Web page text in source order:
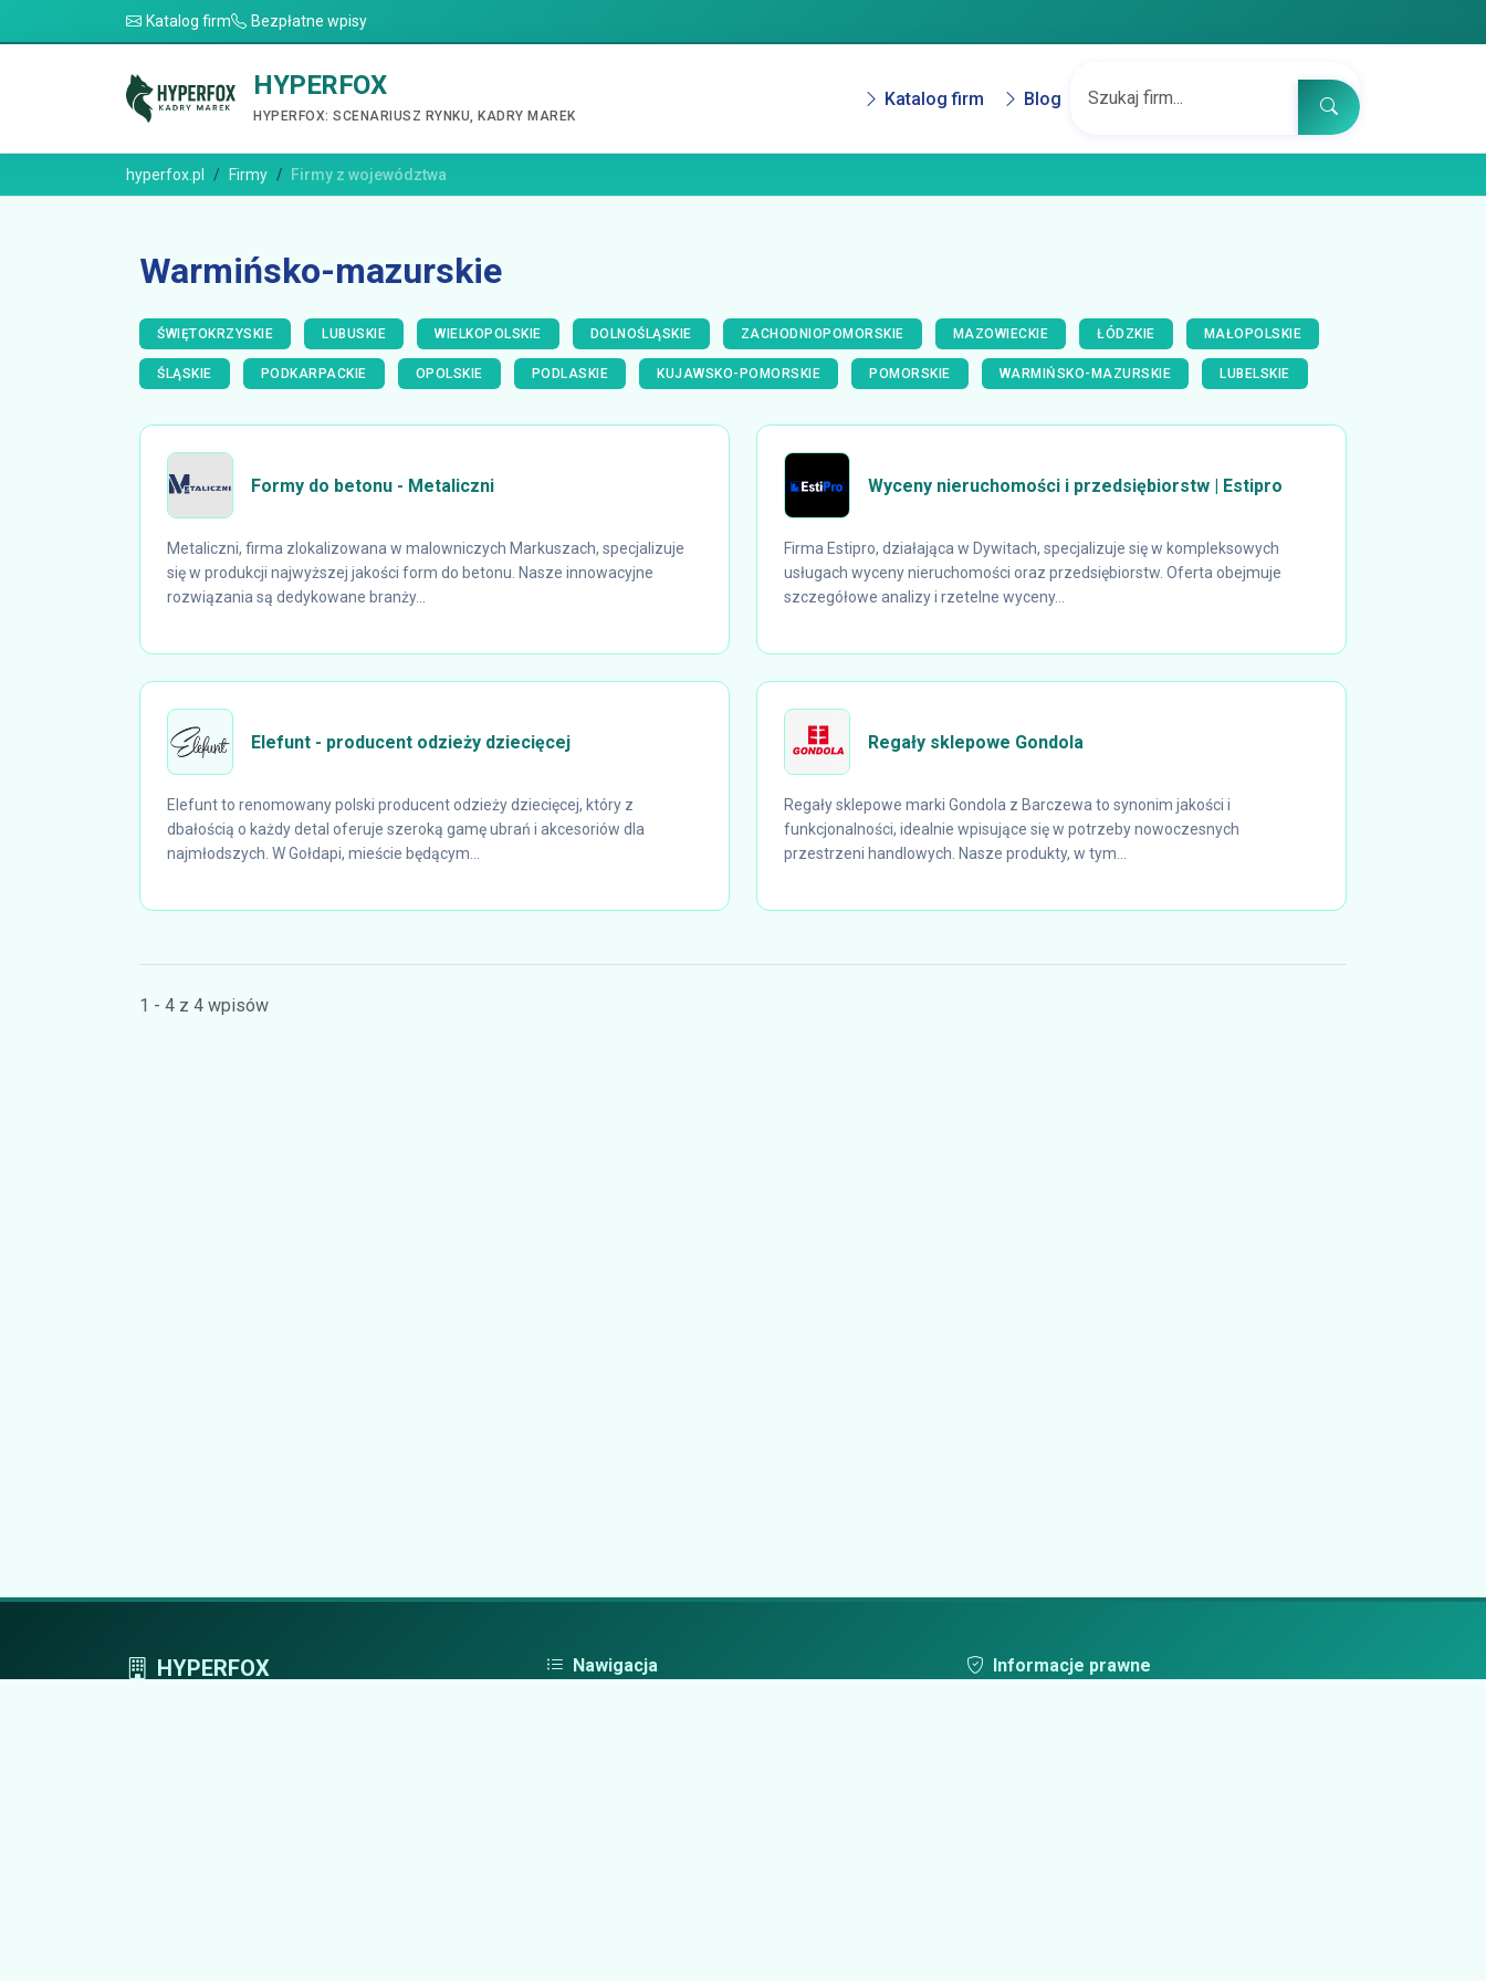
Katalog firm Bezpłatne wpisy
HYPERFOX
HYPERFOX: SCENARIUSZ RYNKU, KADRY MAREK
Katalog firm Blog
hyperfox.pl Firmy Firmy z województwa
Warmińsko-mazurskie
ŚWIĘTOKRZYSKIE LUBUSKIE WIELKOPOLSKIE DOLNOŚLĄSKIE ZACHODNIOPOMORSKIE MAZOWIECKIE ŁÓDZKIE MAŁOPOLSKIE
ŚLĄSKIE PODKARPACKIE OPOLSKIE PODLASKIE KUJAWSKO-POMORSKIE POMORSKIE WARMIŃSKO-MAZURSKIE LUBELSKIE
Formy do betonu - Metaliczni
Metaliczni, firma zlokalizowana w malowniczych Markuszach, specjalizuje
się w produkcji najwyższej jakości form do betonu. Nasze innowacyjne
rozwiązania są dedykowane branży...
Wyceny nieruchomości i przedsiębiorstw | Estipro
Firma Estipro, działająca w Dywitach, specjalizuje się w kompleksowych
usługach wyceny nieruchomości oraz przedsiębiorstw. Oferta obejmuje
szczegółowe analizy i rzetelne wyceny...
Elefunt - producent odzieży dziecięcej
Elefunt to renomowany polski producent odzieży dziecięcej, który z
dbałością o każdy detal oferuje szeroką gamę ubrań i akcesoriów dla
najmłodszych. W Gołdapi, mieście będącym...
Regały sklepowe Gondola
Regały sklepowe marki Gondola z Barczewa to synonim jakości i
funkcjonalności, idealnie wpisujące się w potrzeby nowoczesnych
przestrzeni handlowych. Nasze produkty, w tym...
1 - 4 z 4 wpisów
HYPERFOX Nawigacja Informacje prawne